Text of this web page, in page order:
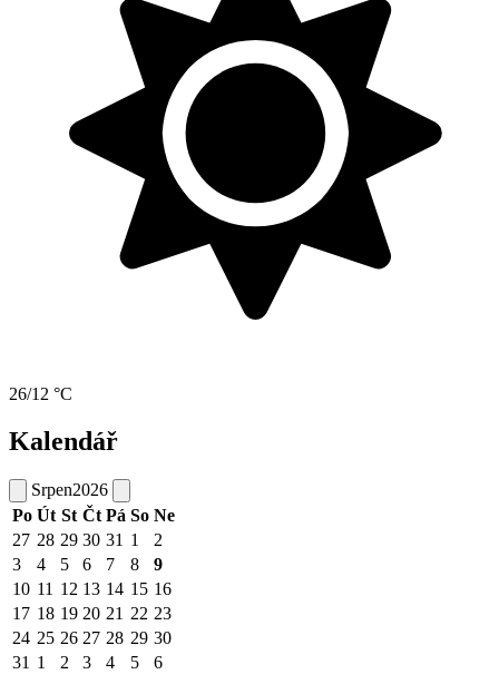
26/12 °C
Kalendář
Srpen2026
Po Út St Čt Pá So Ne
27 28 29 30 31 1
2
3
4 5 6 7 8
9
10 11 12 13 14 15 16
17 18 19 20 21 22 23
24 25 26 27 28 29 30
31 1 2 3 4 5 6